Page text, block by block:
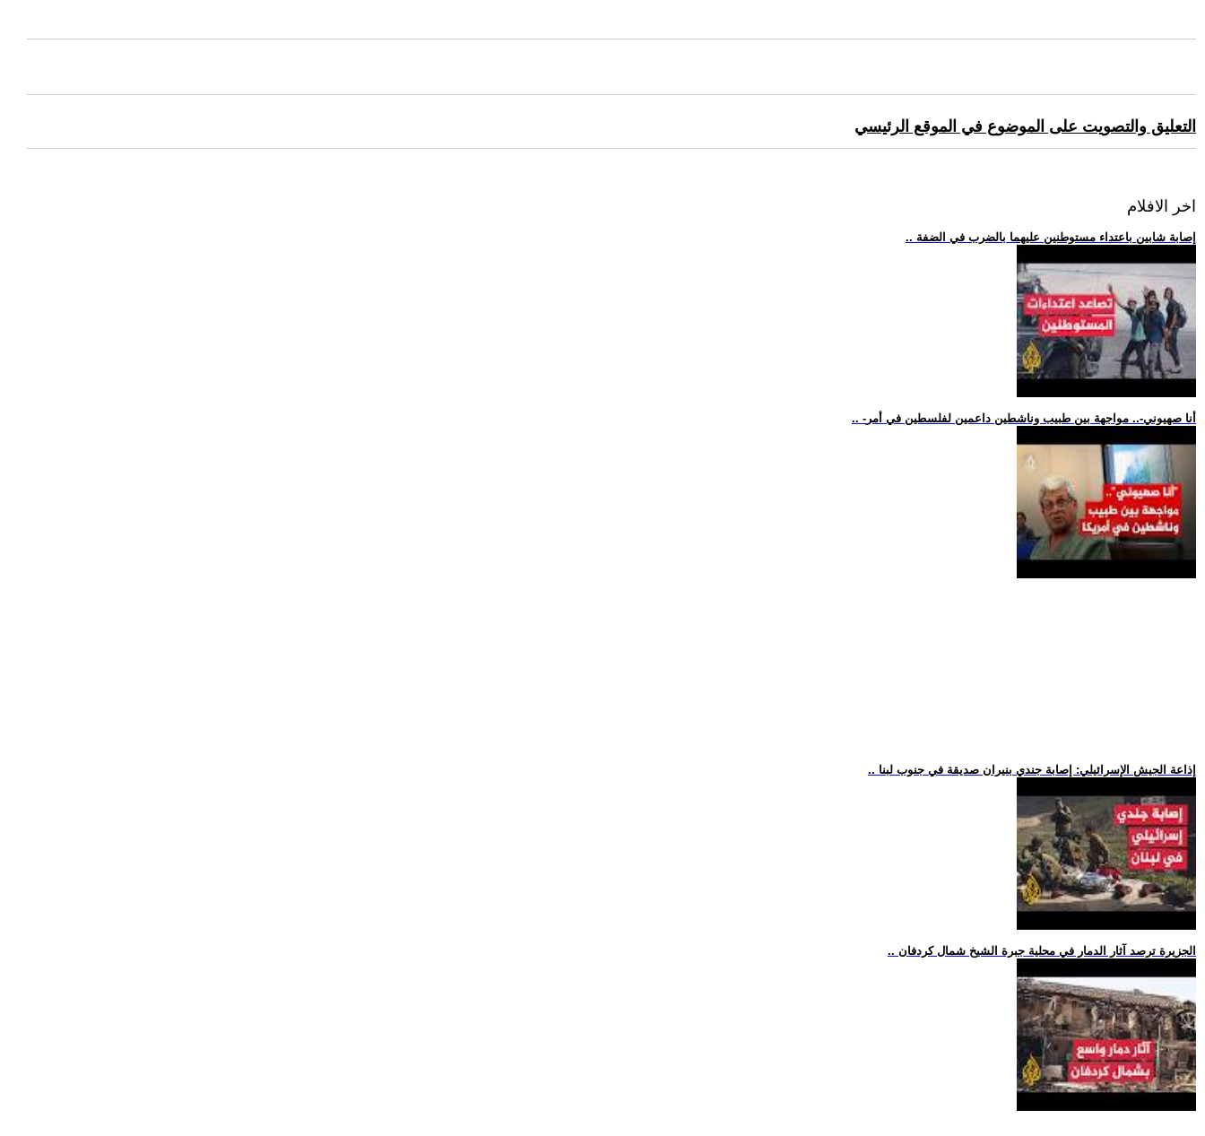
التعليق والتصويت على الموضوع في الموقع الرئيسي
اخر الافلام
.. إصابة شابين باعتداء مستوطنين عليهما بالضرب في الضفة
.. -أنا صهيوني-.. مواجهة بين طبيب وناشطين داعمين لفلسطين في أمر
.. إذاعة الجيش الإسرائيلي: إصابة جندي بنيران صديقة في جنوب لبنا
.. الجزيرة ترصد آثار الدمار في محلية جبرة الشيخ شمال كردفان